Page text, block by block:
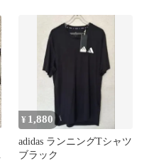
¥ 1,880
adidas ランニングTシャツ
ブラック